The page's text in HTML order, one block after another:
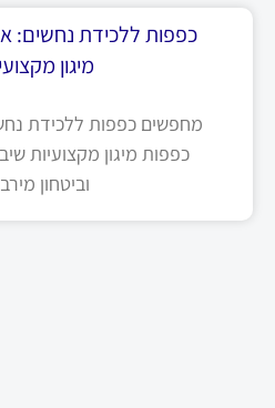
כפפות ללכידת נחשים:
מיגון
מחפשים כפפות ללכידת
כפפות מיגון מקצועיות
וביטחון